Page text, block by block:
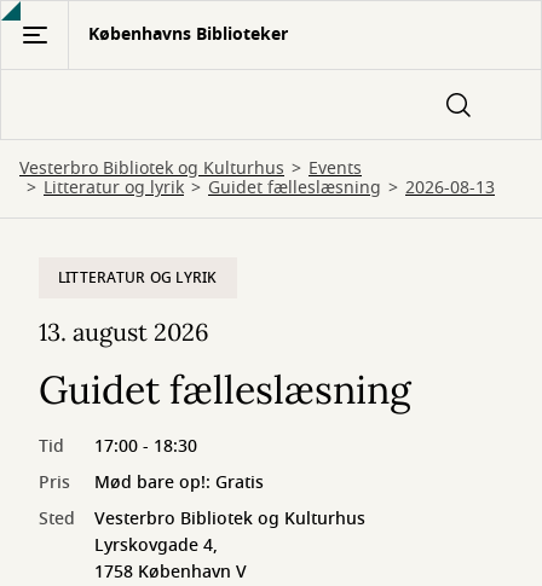
Gå
hovedindhold
Københavns Biblioteker
Vesterbro Bibliotek og Kulturhus Events
Litteratur og lyrik Guidet fælleslæsning 2026-08-13
LITTERATUR OG LYRIK
13. august 2026
Guidet fælleslæsning
Tid
17:00 - 18:30
Pris
Mød bare op!: Gratis
Sted
Vesterbro Bibliotek og Kulturhus
Lyrskovgade 4,
1758 København V